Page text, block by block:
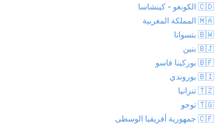
🇨🇩 الكونغو - كينشاسا
🇲🇦 المملكة المغربية
🇧🇼 بتسوانا
🇧🇯 بنين
🇧🇫 بوركينا فاسو
🇧🇮 بوروندي
🇹🇿 تنزانيا
🇹🇬 توجو
🇨🇫 جمهورية أفريقيا الوسطى